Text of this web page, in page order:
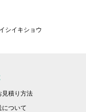
シイキショウ
見積り方法
について